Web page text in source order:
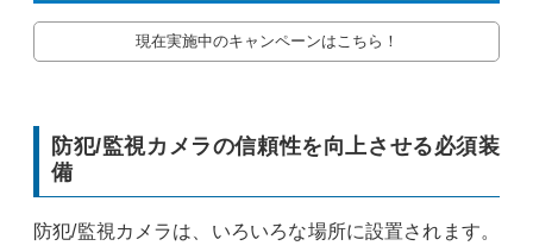
現在実施中のキャンペーンはこちら！
防犯/監視カメラの信頼性を向上させる必須装
備
防犯/監視カメラは、いろいろな場所に設置されます。